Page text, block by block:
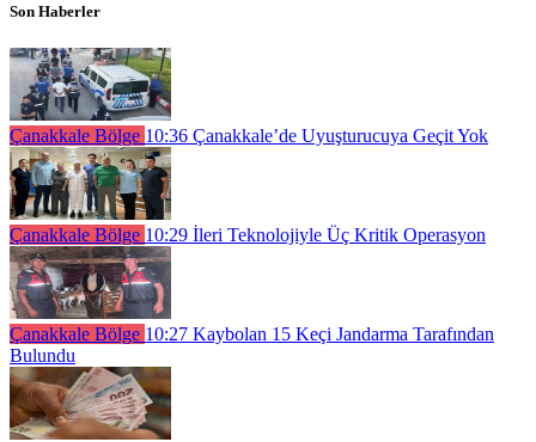
Son Haberler
Çanakkale Bölge 10:36 Çanakkale’de Uyuşturucuya Geçit Yok
Çanakkale Bölge 10:29 İleri Teknolojiyle Üç Kritik Operasyon
Çanakkale Bölge 10:27 Kaybolan 15 Keçi Jandarma Tarafından
Bulundu